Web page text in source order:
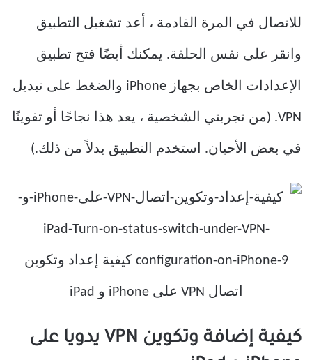
للاتصال في المرة القادمة ، أعد تشغيل التطبيق
وانقر على نفس الحلقة. يمكنك أيضًا فتح تطبيق
الإعدادات الخاص بجهاز iPhone والضغط على تبديل
VPN. (من تجربتي الشخصية ، يعد هذا نجاحًا أو تفويتًا
في بعض الأحيان. استخدم التطبيق بدلاً من ذلك.)
كيفية إضافة وتكوين VPN يدويا على